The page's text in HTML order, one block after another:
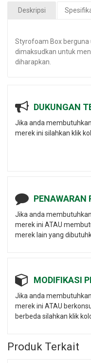
Deskripsi
Styrofoam Box
dimaksudkan untuk
diharapkan.
DUKUNGAN
Jika anda
merek ini silahkan klik
PENAWARAN
Jika anda
merek ini ATAU
merek lain yang
MODIFIKASI
Jika anda
merek ini ATAU
berbeda silahkan klik
Produk Terkait